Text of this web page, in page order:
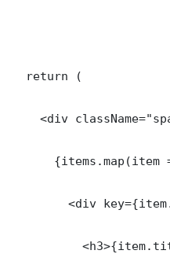
  return (
<div
{items.map(item
<div